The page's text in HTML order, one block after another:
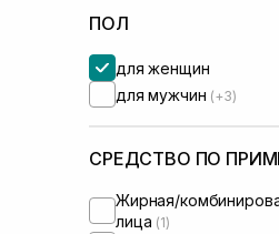
ПОЛ
для женщин
для мужчин (+3)
СРЕДСТВО ПО
Жирная/
лица (1)